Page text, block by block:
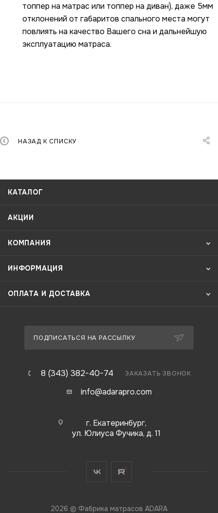
топпер на матрас или топпер на диван), даже 5мм
отклонений от габаритов спального места могут
повлиять на качество Вашего сна и дальнейшую
эксплуатацию матраса.
НАЗАД К СПИСКУ
КАТАЛОГ
АКЦИИ
КОМПАНИЯ
ИНФОРМАЦИЯ
ОПЛАТА И ДОСТАВКА
ПОДПИСАТЬСЯ НА РАССЫЛКУ
8 (343) 382-40-74 ЗАКАЗАТЬ ЗВОНОК
info@adarapro.com
г. Екатеринбург,
ул. Юлиуса Фучика, д. 11
2026 © Фабрика матрасов ADARA